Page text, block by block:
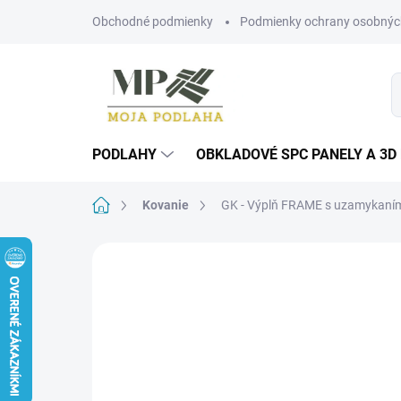
Obchodné podmienky Podmienky ochrany
PODLAHY OBKLADOVÉ SPC PANELY A
DomovKovanie GK - Výplň FRAME s